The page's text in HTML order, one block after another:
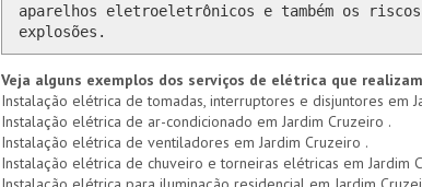
aparelhos eletroeletrônicos e também os
explosões.
Veja alguns exemplos dos serviços de elétrica que
Instalação elétrica de tomadas, interruptores e disjuntores em
Instalação elétrica de ar-condicionado em Jardim Cruzeiro .
Instalação elétrica de ventiladores em Jardim Cruzeiro .
Instalação elétrica de chuveiro e torneiras elétricas em Jardim